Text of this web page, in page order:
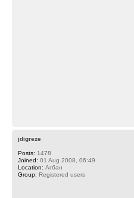
jdigreze
Posts: 1478
Joined: 01 Aug 2008, 06:49
Location: Агбан
Group: Registered users